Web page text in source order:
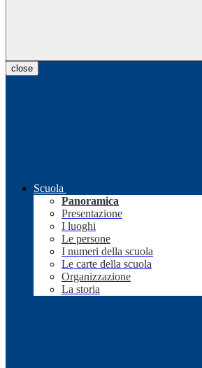
close
Scuola
Panoramica
Presentazione
I luoghi
Le persone
I numeri della scuola
Le carte della scuola
Organizzazione
La storia